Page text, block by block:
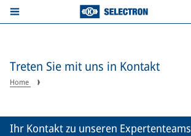
Treten Sie mit uns in Kontakt
Home
Ihr Kontakt zu unseren Expertenteams